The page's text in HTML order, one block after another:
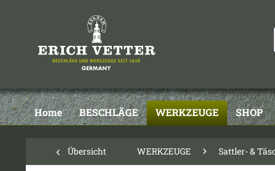
Home BESCHLÄGE WERKZEUGE SHOP
Übersicht WERKZEUGE Sattler- &